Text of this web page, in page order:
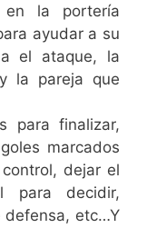
en la portería
ayudar a su
el ataque, la
la pareja que
para finalizar,
marcados
dejar el
para decidir,
defensa, etc…Y